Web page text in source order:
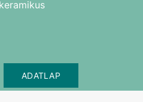
keramikus
ADATLAP